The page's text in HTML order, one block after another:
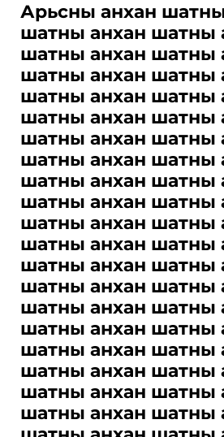
Арьсны анхан
шатны анхан шатны
шатны анхан шатны
шатны анхан шатны
шатны анхан шатны
шатны анхан шатны
шатны анхан шатны
шатны анхан шатны
шатны анхан шатны
шатны анхан шатны
шатны анхан шатны
шатны анхан шатны
шатны анхан шатны
шатны анхан шатны
шатны анхан шатны
шатны анхан шатны
шатны анхан шатны
шатны анхан шатны
шатны анхан шатны
шатны анхан шатны